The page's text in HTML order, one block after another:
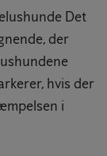
Det
der
hvis der
i